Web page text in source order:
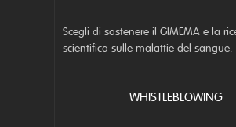
Scegli di sostenere il GIMEMA e la
scientifica sulle malattie del sangue.
WHISTLEBLOWING